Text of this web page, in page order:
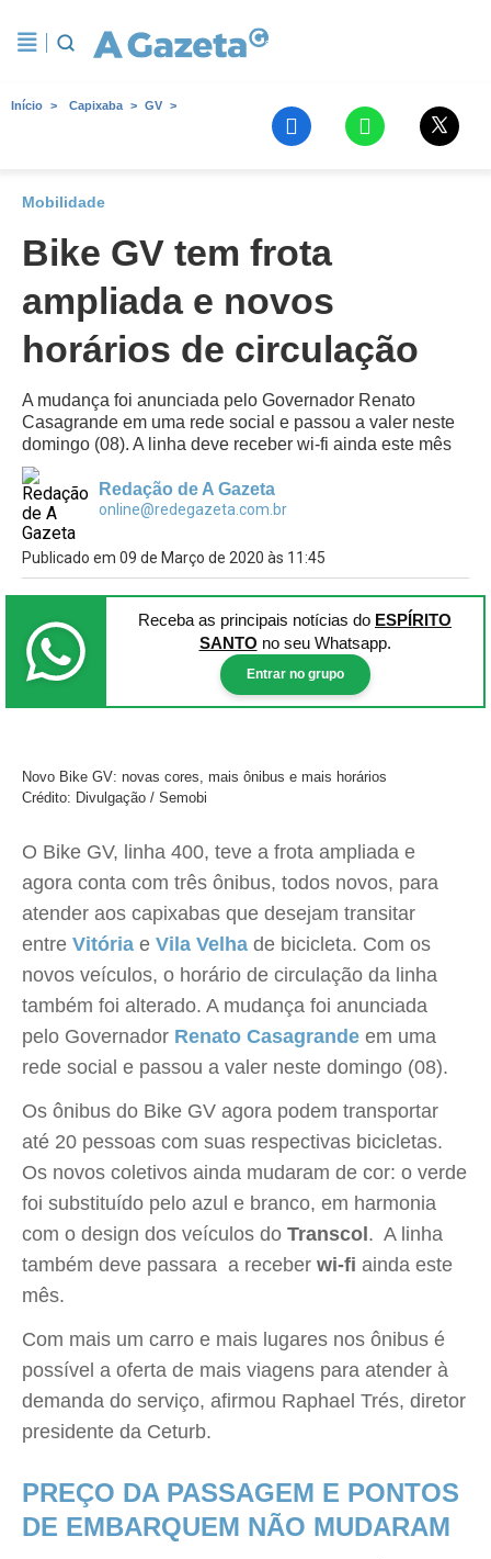
Início Capixaba GV
Mobilidade
Bike GV tem frota
ampliada e novos
horários de circulação
A mudança foi anunciada pelo Governador Renato
Casagrande em uma rede social e passou a valer neste
domingo (08). A linha deve receber wi-fi ainda este mês
Redação de A Gazeta
online@redegazeta.com.br
Publicado em 09 de Março de 2020 às 11:45
Receba as principais notícias do ESPÍRITO
SANTO no seu Whatsapp.
Entrar no grupo
Novo Bike GV: novas cores, mais ônibus e mais horários
Crédito: Divulgação / Semobi
O Bike GV, linha 400, teve a frota ampliada e
agora conta com três ônibus, todos novos, para
atender aos capixabas que desejam transitar
entre Vitória e Vila Velha de bicicleta. Com os
novos veículos, o horário de circulação da linha
também foi alterado. A mudança foi anunciada
pelo Governador Renato Casagrande em uma
rede social e passou a valer neste domingo (08).
Os ônibus do Bike GV agora podem transportar
até 20 pessoas com suas respectivas bicicletas.
Os novos coletivos ainda mudaram de cor: o verde
foi substituído pelo azul e branco, em harmonia
com o design dos veículos do Transcol . A linha
também deve passara a receber wi-fi ainda este
mês.
Com mais um carro e mais lugares nos ônibus é
possível a oferta de mais viagens para atender à
demanda do serviço, afirmou Raphael Trés, diretor
presidente da Ceturb.
PREÇO DA PASSAGEM E PONTOS
DE EMBARQUEM NÃO MUDARAM